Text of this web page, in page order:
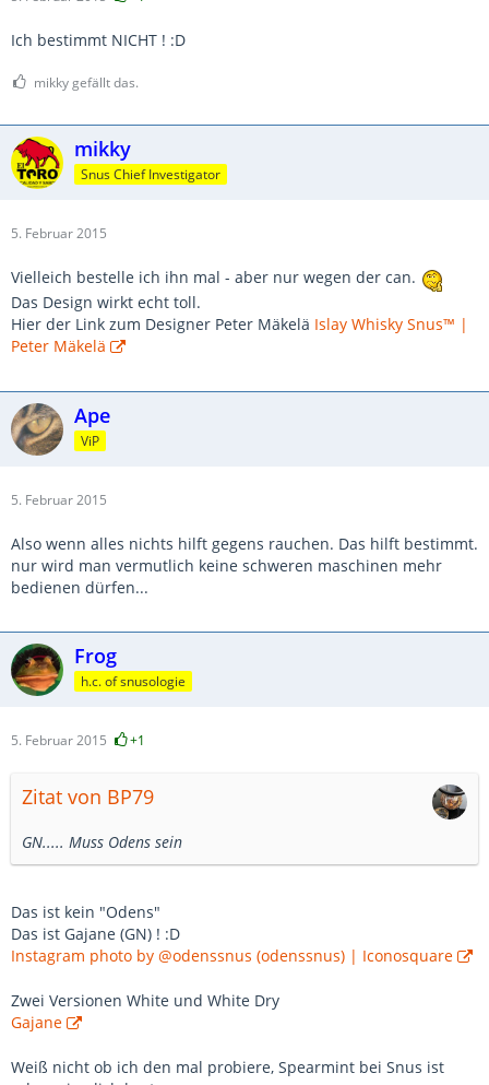
Ich bestimmt NICHT ! :D
mikky gefällt das.
mikky
Snus Chief Investigator
5. Februar 2015
Vielleich bestelle ich ihn mal - aber nur wegen der can.
Das Design wirkt echt toll.
Hier der Link zum Designer Peter Mäkelä Islay Whisky Snus™ |
Peter Mäkelä
Ape
ViP
5. Februar 2015
Also wenn alles nichts hilft gegens rauchen. Das hilft bestimmt.
nur wird man vermutlich keine schweren maschinen mehr
bedienen dürfen...
Frog
h.c. of snusologie
5. Februar 2015 +1
Zitat von BP79
GN..... Muss Odens sein
Das ist kein "Odens"
Das ist Gajane (GN) ! :D
Instagram photo by @odenssnus (odenssnus) | Iconosquare
Zwei Versionen White und White Dry
Gajane
Weiß nicht ob ich den mal probiere, Spearmint bei Snus ist